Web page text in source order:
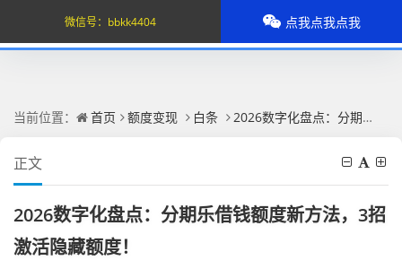
当前位置： 首页 额度变现 白条 2026数字化盘点：分期乐借钱额度新方法，3招激活隐藏额度！
正文
2026数字化盘点：分期乐借钱额度新方法，3招
激活隐藏额度！
微信号： bbkk4404 点我点我点我